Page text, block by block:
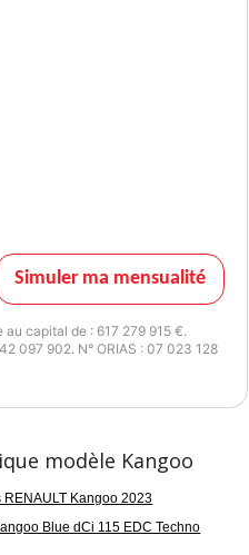
Simuler ma mensualité
capital de : 617 279 915 €.
097 902. N° ORIAS : 07 023 128
modèle Kangoo
RENAULT Kangoo 2023
Blue dCi 115 EDC Techno